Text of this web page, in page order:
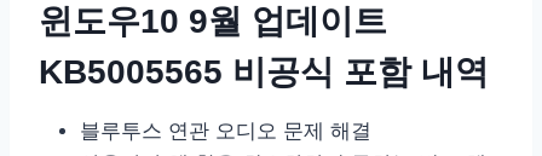
윈도우10 9월 업데이트
KB5005565 비공식 포함 내역
블루투스 연관 오디오 문제 해결